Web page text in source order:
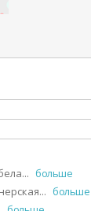
... больше
... больше